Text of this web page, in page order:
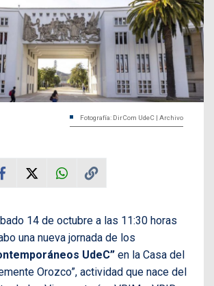
Fotografía: DirCom UdeC | Archivo
14 de octubre a las 11:30 horas
una nueva jornada de los
UdeC” en la Casa del
Orozco”, actividad que nace del